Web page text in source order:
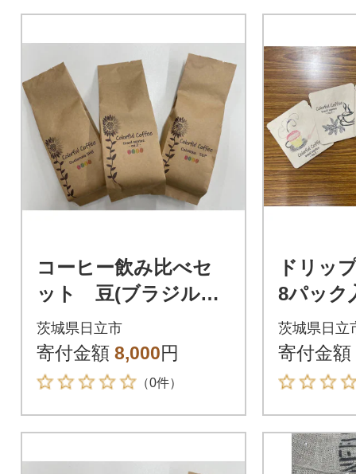
コーヒー飲み比べセ
ット 豆(ブラジル・
コロンビア・グァテ
マラ)100g×各1袋
茨城県日立市
寄付金額 8,000円
（0件）
ドリッ
8パッ
障がい
ン印刷(
ロンビ
茨城県日立
寄付金額